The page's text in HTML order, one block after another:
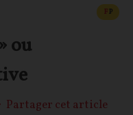
FP
ou
Partager cet article